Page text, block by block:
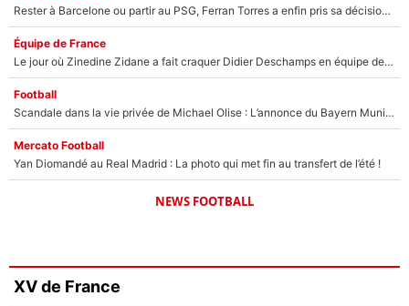
Rester à Barcelone ou partir au PSG, Ferran Torres a enfin pris sa décision : La course contre la montre est lancée !
Équipe de France
Le jour où Zinedine Zidane a fait craquer Didier Deschamps en équipe de France : «Je m’en suis voulu», l’ancien sélectionneur a regretté son geste !
Football
Scandale dans la vie privée de Michael Olise : L’annonce du Bayern Munich sur son enfant caché
Mercato Football
Yan Diomandé au Real Madrid : La photo qui met fin au transfert de l’été !
NEWS FOOTBALL
XV de France